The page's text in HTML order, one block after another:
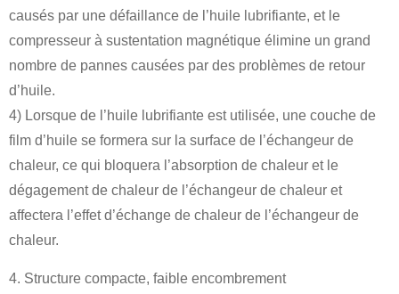
causés par une défaillance de l’huile lubrifiante, et le
compresseur à sustentation magnétique élimine un grand
nombre de pannes causées par des problèmes de retour
d’huile.
4) Lorsque de l’huile lubrifiante est utilisée, une couche de
film d’huile se formera sur la surface de l’échangeur de
chaleur, ce qui bloquera l’absorption de chaleur et le
dégagement de chaleur de l’échangeur de chaleur et
affectera l’effet d’échange de chaleur de l’échangeur de
chaleur.
4. Structure compacte, faible encombrement